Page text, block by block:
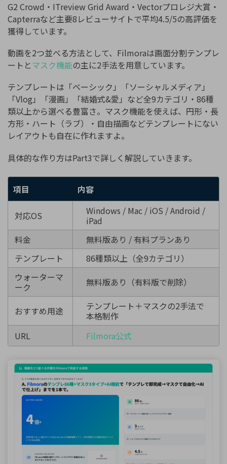
G2 Crowd・ITreview Grid Award・Vectorプロレジ大賞・
Capterraなど主要8レビューサイトで平均4.5/5の高評価を
獲得しています。
動画を2つ並べる方法として、Filmoraは画面分割テンプレ
ートとマスク機能の主に2手法を用意しています。
テンプレートは「ベーシック」「ソーシャルメディア」
「Vlog」「漫画」「結婚式&愛」など全9カテゴリ・86種
類以上から選べる豊富さ。マスク機能を使えば、円形・長
方形・ハート（ラブ）・自由描画などテンプレートにない
レイアウトも自在に作れますよ。
具体的な作り方はPart3で詳しく解説していきます。
項目 内容
対応OS
Windows / Mac / iOS / Android /
iPad
料金
無料版あり / 有料プランあり
テンプレート
86種類以上（全9カテゴリ）
ウォーターマ
ーク
無料版あり（有料版で削除）
おすすめ用途
テンプレート＋マスクの2手法で
本格制作
URL
Filmora公式